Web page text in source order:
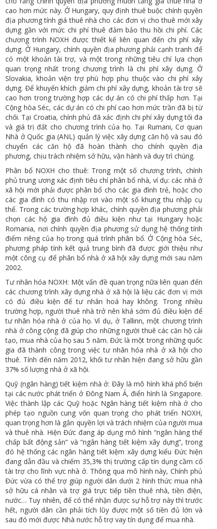
cao hơn mức này. Ở Hungary, quy định thuê buộc chính quyền
địa phương tính giá thuê nhà cho các đơn vị cho thuê mới xây
dựng gần với mức chi phí thuê đảm bảo thu hồi chi phí. Các
chương trình NOXH được thiết kế liên quan đến chi phí xây
dựng. Ở Hungary, chính quyền địa phương phải cạnh tranh để
có một khoản tài trợ, và một trong những tiêu chí lựa chọn
quan trọng nhất trong chương trình là chi phí xây dựng. Ở
Slovakia, khoản viện trợ phù hợp phụ thuộc vào chi phí xây
dựng. Để khuyến khích giảm chi phí xây dựng, khoản tài trợ sẽ
cao hơn trong trường hợp các dự án có chi phí thấp hơn. Tại
Cộng hòa Séc, các dự án có chi phí cao hơn mức trần đã bị từ
chối. Tại Croatia, chính phủ đã xác định chi phí xây dựng tối đa
và giá trị đất cho chương trình của họ. Tại Rumani, Cơ quan
Nhà ở Quốc gia (ANL) quản lý việc xây dựng căn hộ và sau đó
chuyển các căn hộ đã hoàn thành cho chính quyền địa
phương, chịu trách nhiệm sở hữu, vận hành và duy trì chúng.
Phân bổ NOXH cho thuê: Trong một số chương trình, chính
phủ trung ương xác định tiêu chí phân bổ nhà, ví dụ: các nhà ở
xã hội mới phải được phân bổ cho các gia đình trẻ, hoặc cho
các gia đình có thu nhập rơi vào một số khung thu nhập cụ
thể. Trong các trường hợp khác, chính quyền địa phương phải
chọn các hộ gia đình đủ điều kiện như tại Hungary hoặc
Romania, nơi chính quyền địa phương sử dụng hệ thống tính
điểm riêng của họ trong quá trình phân bổ. Ở Cộng hòa Séc,
phương pháp tính kết quả trung bình đã được giới thiệu như
một công cụ để phân bổ nhà ở xã hội xây dựng mới sau năm
2002.
Tư nhân hóa NOXH: Một vấn đề quan trọng nữa liên quan đến
các chương trình xây dựng nhà ở xã hội là liệu các đơn vị mới
có đủ điều kiện để tư nhân hoá hay không. Trong nhiều
trường hợp, người thuê nhà trở nên khá sớm đủ điều kiện để
tư nhân hóa nhà ở của họ. Ví dụ, ở Tallinn, một chương trình
nhà ở công cộng đã giúp cho những người thuê các căn hộ cải
tạo, mua nhà của họ sau 5 năm. Đức là một trong những quốc
gia đã thành công trong việc tư nhân hóa nhà ở xã hội cho
thuê. Tính đến năm 2012, khối tư nhân hiện đang sở hữu gần
37% số lượng nhà ở xã hội.
Quỹ (ngân hàng) tiết kiệm nhà ở: Đây là mô hình khá phổ biến
tại các nước phát triển ở Đông Nam Á, điển hình là Singapore.
Việc thành lập các Quỹ hoặc Ngân hàng tiết kiệm nhà ở cho
phép tạo nguồn cung vốn quan trọng cho phát triển NOXH,
quan trọng hơn là gắn quyền lợi và trách nhiệm của người mua
và thuê nhà. Hiện Đức đang áp dụng mô hình “ngân hàng thế
chấp bất động sản” và “ngân hàng tiết kiệm xây dựng”, trong
đó hệ thống các ngân hàng tiết kiệm xây dựng kiểu Đức hiện
đang dẫn đầu và chiếm 35,3% thị trường cấp tín dụng cầm cố
tài trợ cho lĩnh vực nhà ở. Thông qua mô hình này, Chính phủ
Đức vừa có thể trợ giúp người dân dưới 2 hình thức mua nhà
sở hữu cá nhân và trợ giá trực tiếp tiền thuê nhà, tiền điện,
nước… Tuy nhiên, để có thể nhận được sự hỗ trợ này thì trước
hết, người dân cần phải tích lũy được một số tiền đủ lớn và
sau đó mới được Nhà nước hỗ trợ vay tín dụng để mua nhà.